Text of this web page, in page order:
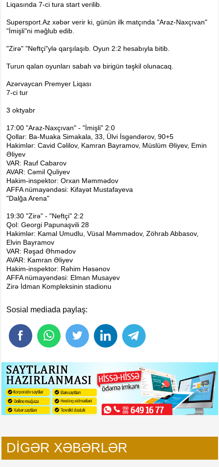
Döyüş
Taekvondo
Kikboks
Tayboks
Karate
Seçilmişlər
Video
Foto
Digər
Maqazin
Dünya Kuboku - 2018
İslamiada-2017
Su İdman növləri
Tokio-2020
Layihə
Qış Olimpiya
İslamiada-2021
Liqasında 7-ci tura start verilib.
Supersport.Az xəbər verir ki, günün ilk matçında "Araz-Naxçıvan"
"İmişli"ni məğlub edib.
"Zirə" "Neftçi"ylə qarşılaşıb. Oyun 2:2 hesabıyla bitib.
Turun qalan oyunları sabah və birigün təşkil olunacaq.
Azərvaycan Premyer Liqası
7-ci tur
3 oktyabr
17:00 "Araz-Naxçıvan" - "İmişli" 2:0
Qollar: Ba-Muaka Simakala, 33, Ülvi İsgəndərov, 90+5
Hakimlər: Cavid Cəlilov, Kamran Bayramov, Müslüm Əliyev, Emin
Əliyev
VAR: Rauf Cabarov
AVAR: Cəmil Quliyev
Hakim-inspektor: Orxan Məmmədov
AFFA nümayəndəsi: Kifayət Mustafayeva
"Dalğa Arena"
19:30 "Zirə" - "Neftçi" 2:2
Qol: Georgi Papunaşvili 28
Hakimlər: Kamal Umudlu, Vüsal Məmmədov, Zöhrab Abbasov,
Elvin Bayramov
VAR: Rəşad Əhmədov
AVAR: Kamran Əliyev
Hakim-inspektor: Rəhim Həsənov
AFFA nümayəndəsi: Elman Musayev
Zirə İdman Kompleksinin stadionu
Sosial mediada paylaş:
DIGƏR XƏBƏRLƏR